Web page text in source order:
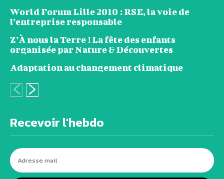
World Forum Lille 2010 : RSE, la voie de
l’entreprise responsable
Z’À nous la Terre ! La fête des enfants
organisée par Nature & Découvertes
Adaptation au changement climatique
Recevoir l'hebdo